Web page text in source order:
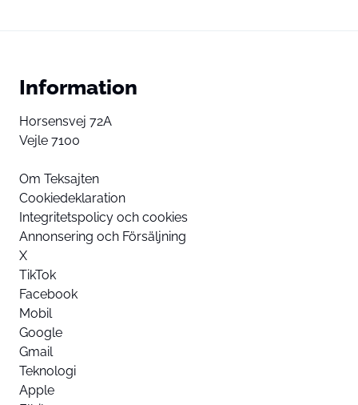
Information
Horsensvej 72A
Vejle 7100
Om Teksajten
Cookiedeklaration
Integritetspolicy och cookies
Annonsering och Försäljning
X
TikTok
Facebook
Mobil
Google
Gmail
Teknologi
Apple